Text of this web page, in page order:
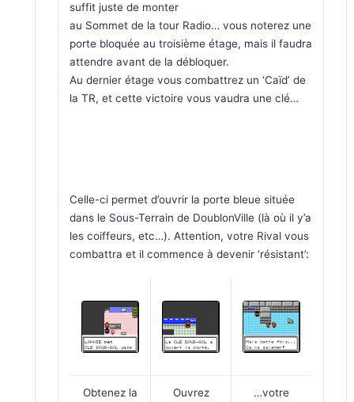
suffit juste de monter
au Sommet de la tour Radio… vous noterez une
porte bloquée au troisième étage, mais il faudra
attendre avant de la débloquer.
Au dernier étage vous combattrez un ‘Caïd’ de
la TR, et cette victoire vous vaudra une clé…
Celle-ci permet d’ouvrir la porte bleue située
dans le Sous-Terrain de DoublonVille (là où il y’a
les coiffeurs, etc…). Attention, votre Rival vous
combattra et il commence à devenir ‘résistant’:
Obtenez la
Ouvrez
…votre